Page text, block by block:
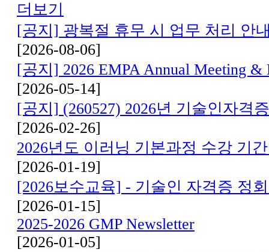
더보기
[공지] 광복절 휴무 시 업무 처리 안
[2026-08-06]
[공지] 2026 EMPA Annual Meeting
[2026-05-14]
[공지] (260527) 2026년 기술인자격
[2026-02-26]
2026년도 이러닝 기본과정 수강 기
[2026-01-19]
[2026보수교육] - 기술인 자격증 정
[2026-01-15]
2025-2026 GMP Newsletter
[2026-01-05]